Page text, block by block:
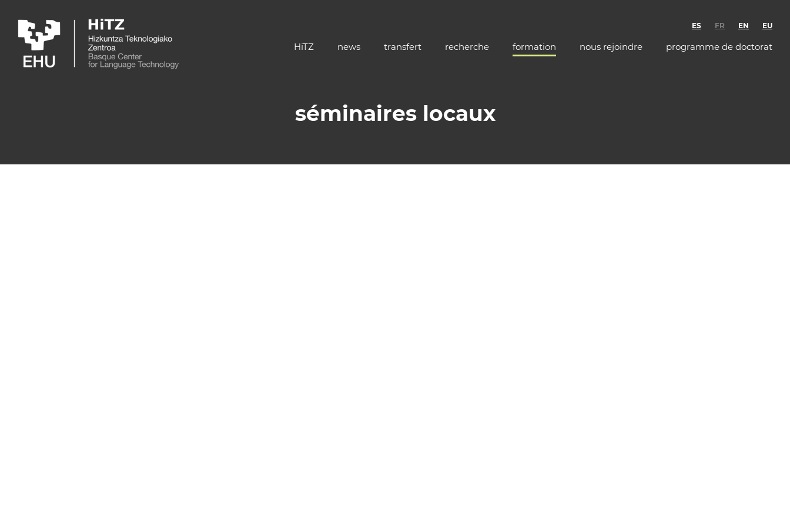
ES FR EN EU
HiTZ news transfert recherche formation nous rejoindre programme de doctorat
séminaires locaux